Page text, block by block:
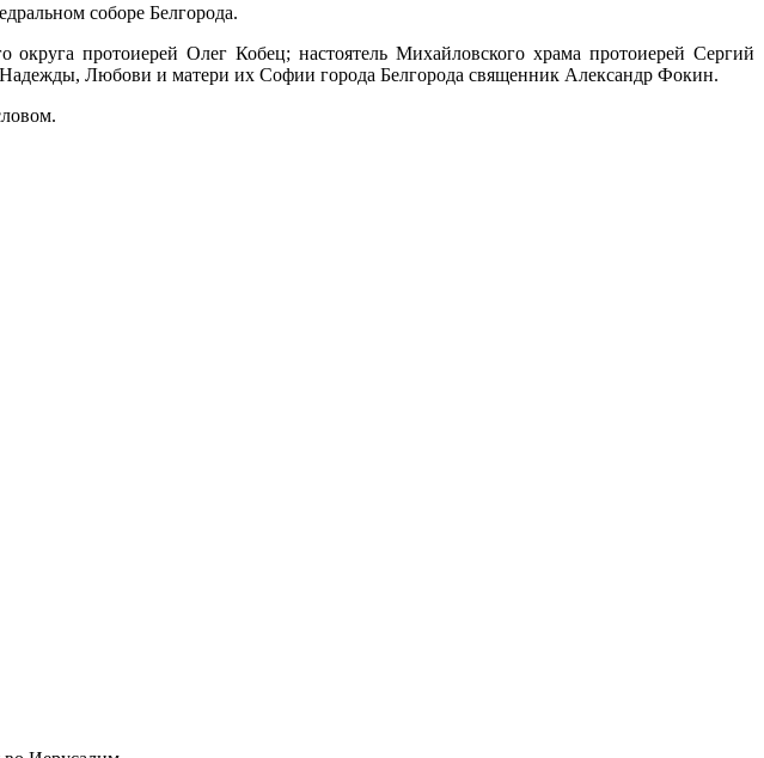
соборе Белгорода.
протоиерей Олег Кобец; настоятель Михайловского храма протоиерей Сергий
Любови и матери их Софии города Белгорода священник Александр Фокин.